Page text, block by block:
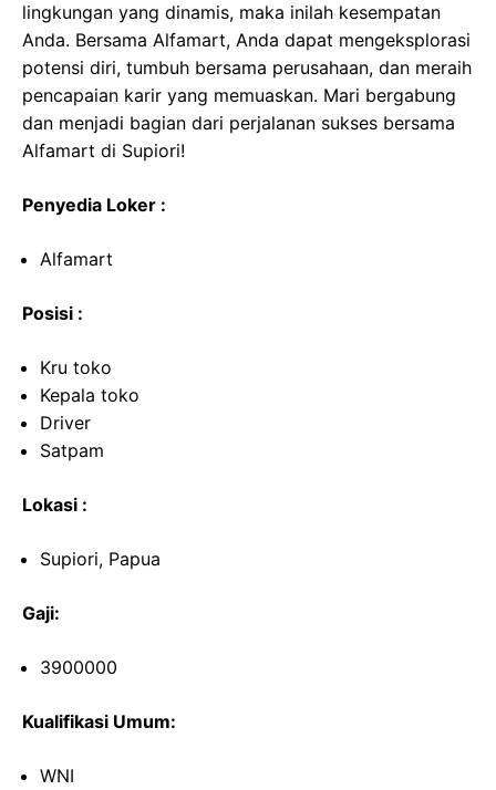
lingkungan yang dinamis, maka inilah kesempatan
Anda. Bersama Alfamart, Anda dapat mengeksplorasi
potensi diri, tumbuh bersama perusahaan, dan meraih
pencapaian karir yang memuaskan. Mari bergabung
dan menjadi bagian dari perjalanan sukses bersama
Alfamart di Supiori!
Penyedia Loker :
Alfamart
Posisi :
Kru toko
Kepala toko
Driver
Satpam
Lokasi :
Supiori, Papua
Gaji:
3900000
Kualifikasi Umum:
WNI